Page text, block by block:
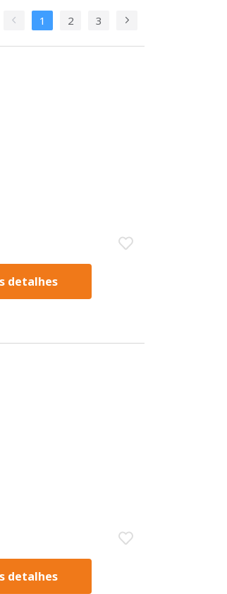
1 2 3
detalhes
detalhes